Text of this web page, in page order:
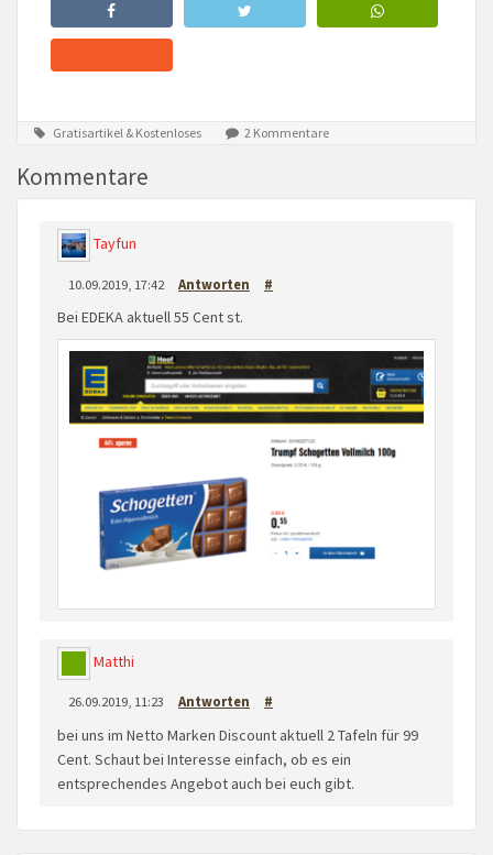
Gratisartikel & Kostenloses 2 Kommentare
Kommentare
Tayfun
10.09.2019, 17:42 Antworten #
Bei EDEKA aktuell 55 Cent st.
Matthi
26.09.2019, 11:23 Antworten #
bei uns im Netto Marken Discount aktuell 2 Tafeln für 99
Cent. Schaut bei Interesse einfach, ob es ein
entsprechendes Angebot auch bei euch gibt.